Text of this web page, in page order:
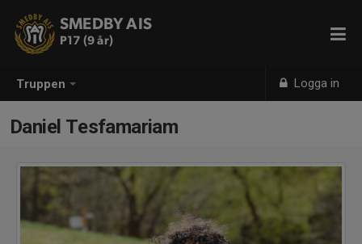
Truppen Logga in
SMEDBY AIS
P17 (9 år)
Daniel Tesfamariam